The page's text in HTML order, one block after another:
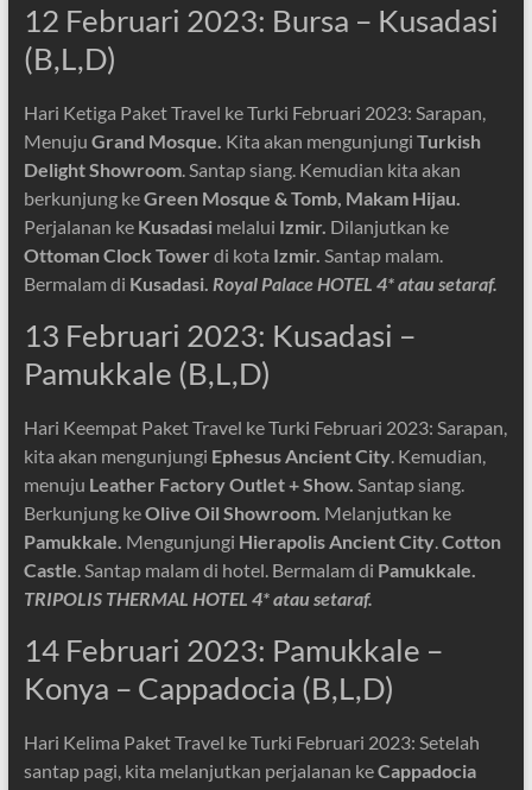
12 Februari 2023: Bursa – Kusadasi
(B,L,D)
Hari Ketiga Paket Travel ke Turki Februari 2023: Sarapan,
Menuju Grand Mosque. Kita akan mengunjungi Turkish
Delight Showroom. Santap siang. Kemudian kita akan
berkunjung keGreen Mosque & Tomb, Makam Hijau.
Perjalanan ke Kusadasi melalui Izmir. Dilanjutkan ke
Ottoman Clock Tower di kota Izmir. Santap malam.
Bermalam di Kusadasi. Royal Palace HOTEL 4* atau setaraf.
13 Februari 2023: Kusadasi –
Pamukkale (B,L,D)
Hari Keempat Paket Travel ke Turki Februari 2023: Sarapan,
kita akan mengunjungi Ephesus Ancient City. Kemudian,
menuju Leather Factory Outlet + Show. Santap siang.
Berkunjung keOlive Oil Showroom. Melanjutkan ke
Pamukkale. Mengunjungi Hierapolis Ancient City.Cotton
Castle.Santap malam di hotel. Bermalam di Pamukkale.
TRIPOLIS THERMAL HOTEL 4* atau setaraf.
14 Februari 2023: Pamukkale –
Konya – Cappadocia (B,L,D)
Hari Kelima Paket Travel ke Turki Februari 2023: Setelah
santap pagi, kita melanjutkan perjalanan keCappadocia